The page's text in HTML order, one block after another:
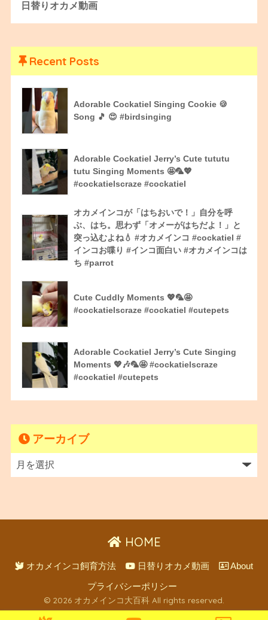
日替りオカメ動画
Recent Posts
Adorable Cockatiel Singing Cookie 🍪
Song 🎵 😍 #birdsinging
Adorable Cockatiel Jerry’s Cute tututu
tutu Singing Moments 🤩🦜💖
#cockatielscraze #cockatiel
オカメインコが「はちおいで！」自分を呼
ぶ、はち。思わず「オメーがはちだよ！」と
突っ込むよね💧 #オカメインコ #cockatiel #
インコお喋り #インコ面白い #オカメインコは
ち #parrot
Cute Cuddly Moments 💖🦜🤩
#cockatielscraze #cockatiel #cutepets
Adorable Cockatiel Jerry’s Cute Singing
Moments 💖🎶🦜🤩 #cockatielscraze
#cockatiel #cutepets
アーカイブ
HOME
オカメインコ飼育方法 日替りオカメ動画 About
プライバシーポリシー
© 2026 オカメインコ大百科 All rights reserved.